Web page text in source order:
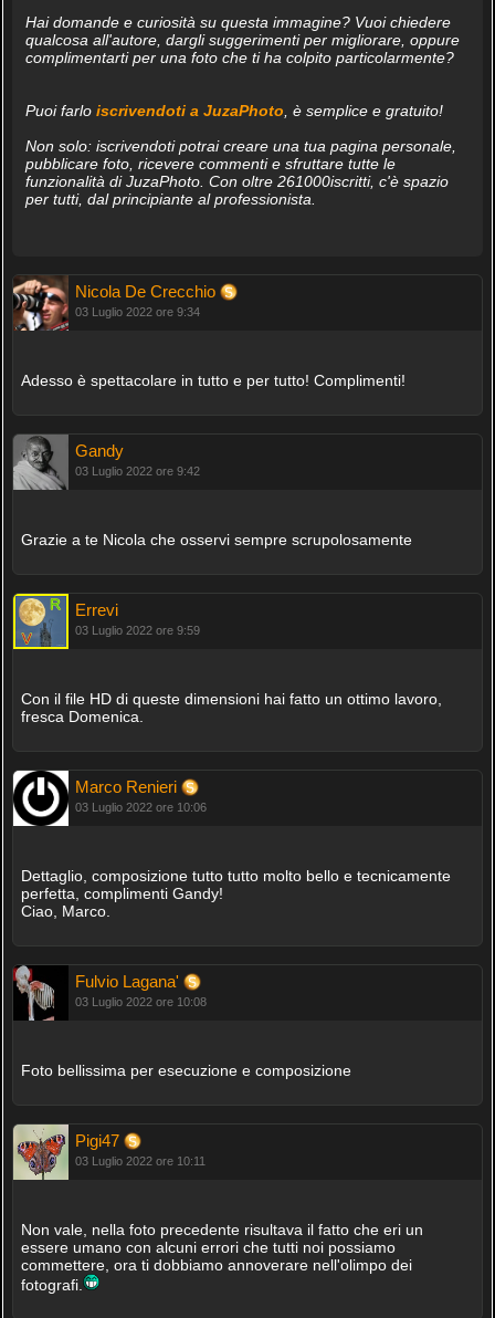
Hai domande e curiosità su questa immagine? Vuoi chiedere
qualcosa all'autore, dargli suggerimenti per migliorare, oppure
complimentarti per una foto che ti ha colpito particolarmente?
Puoi farlo iscrivendoti a JuzaPhoto , è semplice e gratuito!
Non solo: iscrivendoti potrai creare una tua pagina personale,
pubblicare foto, ricevere commenti e sfruttare tutte le
funzionalità di JuzaPhoto. Con oltre 261000iscritti, c'è spazio
per tutti, dal principiante al professionista.
Nicola De Crecchio
03 Luglio 2022 ore 9:34
Adesso è spettacolare in tutto e per tutto! Complimenti!
Gandy
03 Luglio 2022 ore 9:42
Grazie a te Nicola che osservi sempre scrupolosamente
Errevi
03 Luglio 2022 ore 9:59
Con il file HD di queste dimensioni hai fatto un ottimo lavoro,
fresca Domenica.
Marco Renieri
03 Luglio 2022 ore 10:06
Dettaglio, composizione tutto tutto molto bello e tecnicamente
perfetta, complimenti Gandy!
Ciao, Marco.
Fulvio Lagana'
03 Luglio 2022 ore 10:08
Foto bellissima per esecuzione e composizione
Pigi47
03 Luglio 2022 ore 10:11
Non vale, nella foto precedente risultava il fatto che eri un
essere umano con alcuni errori che tutti noi possiamo
commettere, ora ti dobbiamo annoverare nell'olimpo dei
fotografi.